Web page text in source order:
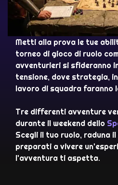
Metti alla prova le tue
torneo di gioco di ruolo
avventurieri si sfideranno
tensione, dove strategia,
lavoro di squadra faranno
Tre differenti avventure
durante il weekend dello
Scegli il tuo ruolo, raduna
preparati a vivere
l'avventura ti aspetta.